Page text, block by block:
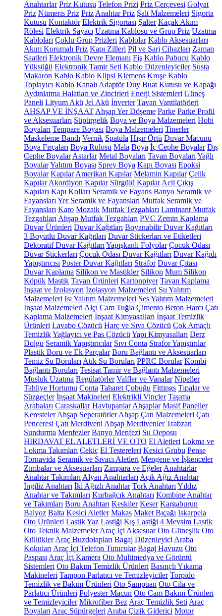
Anahtarlar Priz Kutusu Telefon Prizi Priz Çerçevesi Golyat
Priz Nümeris Priz Priz Anahtar Priz Şalt Malzemeleri Sigorta
Kutusu Kontaktör Elektrik Sigortası Şalter Kaçak Akım
Rölesi Elektrik Sayacı Uzatma Kablosu ve Grup Priz Uzatma
Kabloları Çoklu Grup Prizleri Kablolar Kablo Aksesuarları
Akım Korumalı Priz Kapı Zilleri Pil ve Şarj Cihazları Zaman
Saatleri Elektronik Devre Elemanı Fiş Kablo Pabucu Kablo
Yüksüğü Elektronik Tamir Seti Kablo Düzenleyiciler Susta
Makaron Kablo Kablo Klipsi Klemens Kroşe Kablo
Toplayıcı Kablo Kanalı Adaptör Duy Buat Kutusu ve Kapağı
Aydınlatma Halatları ve Zincirleri Enerji Sistemleri Güneş
Paneli Lityum Akü Jel Akü İnverter Tavan Vantilatörleri
AHŞAP VE İNŞAAT Ahşap Yer Döşeme Parke Parke Profil
ve Aksesuarları Süpürgelik Boya ve Boya Malzemeleri Hobi
Boyaları Tempare Boyası Boya Malzemeleri Tinerler
Maskeleme Bandı Vernik Spatula Hışır Örtü Duvar Macunu
Boya Fırçaları Boya Rulosu Mala Boya İç Cephe Boyalar Dış
Cephe Boyalar Astarlar Metal Boyaları Tavan Boyaları Yağlı
BoyalarYalıtım Boyası Sprey Boya Kapı Boyası Epoksi
Boyalar Kapılar Amerikan Kapılar Melamin Kapılar Çelik
Kapılar Akordiyon Kapılar Sürgülü Kapılar Acil Çıkış
Kapıları Kapı Kolları Seramik ve Fayans Banyo Seramik ve
Fayansları Yer Seramik ve Fayansları Mutfak Seramik ve
Fayansları Karo Mozaik Mutfak Tezgahları Laminant Mutfak
Tezgahları Ahşap Mutfak Tezgahları PVC Zemin Kaplama
Duvar Ürünleri Duvar Kağıtları Boyanabilir Duvar Kağıtları
3 Boyutlu Duvar Kağıtları Duvar Stickerları ve Etiketleri
Dekoratif Duvar Kağıtları Yapışkanlı Folyolar Çocuk Odası
Duvar Stickerları Çocuk Odası Duvar Kağıtları Duvar Kağıdı
Yapıştırıcısı Poster Duvar Kağıtları Strafor Duvar Çıtası
Duvar Kaplama Silikon ve Mastikler Silikon Mum Silikon
Köpük Mastik Tavan Ürünleri Kartonpiyer Tavan Kaplama
İnşaat ve İzolasyon İzolasyon Malzemeleri Su Yalıtım
Malzemeleri Isı Yalıtım Malzemeleri Ses Yalıtım Malzemeleri
İnşaat Malzemeleri Alçı Cam Tuğla Çimento Beton Harcı Çatı
Kaplama Malzemeleri İnşaat Kimyasalları İnşaat Temizlik
Ürünleri Lavabo Çözücü Harç ve Sıva Çözücü Çok Amaçlı
TemizlikYağlayıcı ve Pas Çözücü Yapı Kimyasalları Derz
Dolgu Seramik Yapıştırıcılar Sıvı Conta Strafor Yapıştırılar
Plastik Boru ve Ek Parçalar Boru Bağlantı ve Aksesuarları
Temiz Su Boruları Atık Su Boruları PPRC Borular Kombi
Bağlantı Boruları Tesisat Tamir ve Bağlantı Malzemeleri
Musluk Uzatma Regülatörler Valfler ve Vanalar Nipeller
Tahliye Hortumu Conta Taharet Çubuğu Fittings Tıpalar ve
Süzgeçler İnşaat Makineleri Elektrikli Vinçler Taşıma
Arabaları Caraskallar Havlupanlar Ahşaplar Masif Paneller
Keresteler Ahşap Seperatörler Ahşap Çatı Malzemeleri Çatı
Penceresi Çatı Merdiveni Ahşap Merdivenler Trabzan
Sundurma Menfezler Banyo Menfezi Su Deposu
HIRDAVAT EL ALETLERİ VE OTO El Aletleri Lokma ve
Lokma Takımları Çekiç El Testereleri Kesici Grubu Pense
Tornavida Seramik ve Sıvacı Aletleri Mengene ve İşkenceler
Zımbalar ve Aksesuarları Zımpara ve Eğeler Anahtarlar
Anahtar Takımları Alyan Anahtarları Açık Ağız Anahtar
İngiliz Anahtarı İki Ağızlı Anahtar Tork Anahtarı Yıldız
Anahtar ve Takımları Kurbağcık Anahtarı Kombine Anahtar
ve Takımları Boru Anahtarı Keskiler Keser Kargaburun
Balyoz Balta Kesici Aletler Makas Maket Bıçağı Iskarpela
Oto Ürünleri LastikYaz Lastiği Kış Lastiği 4 Mevsim Lastik
Oto Teknik Malzemeler Araç İçi Aksesuar Oto Güneşlik Oto
Küllükler Araç Buzdolapları Bagaj Düzenleyici Araba
Kokuları Araç İçi Telefon Tutucular Bagaj Havuzu Oto
Paspası Araç İçi Kamera Oto Multimedya ve Görüntü
Sistemleri Oto Bakım Temizlik Ürünleri Basınçlı Yıkama
Makineleri Tampon Parlatıcı ve Temizleyiciler Torpido
Temizlik ve Bakım Ürünleri Oto Şampuan Oto Cila ve
Parlatıcı Ürünleri Polyester Macun Oto Cam Bakım Ürünleri
ve Temizleyiciler Mikrofiber Bez Araç Temizlik Seti Araç
Boyaları Araç Süpürgeleri Araba Çizik Giderici Motor